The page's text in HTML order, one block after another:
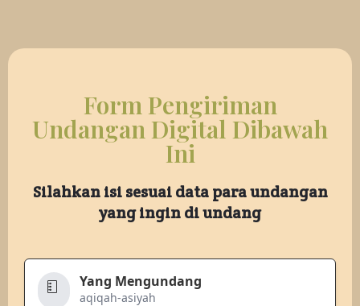
Form Pengiriman
Undangan Digital Dibawah
Ini
Silahkan isi sesuai data para undangan
yang ingin di undang
Yang Mengundang
aqiqah-asiyah